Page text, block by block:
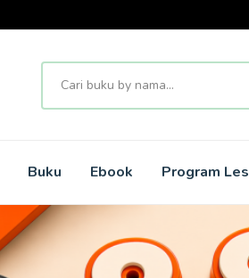
Buku Ebook Program Les